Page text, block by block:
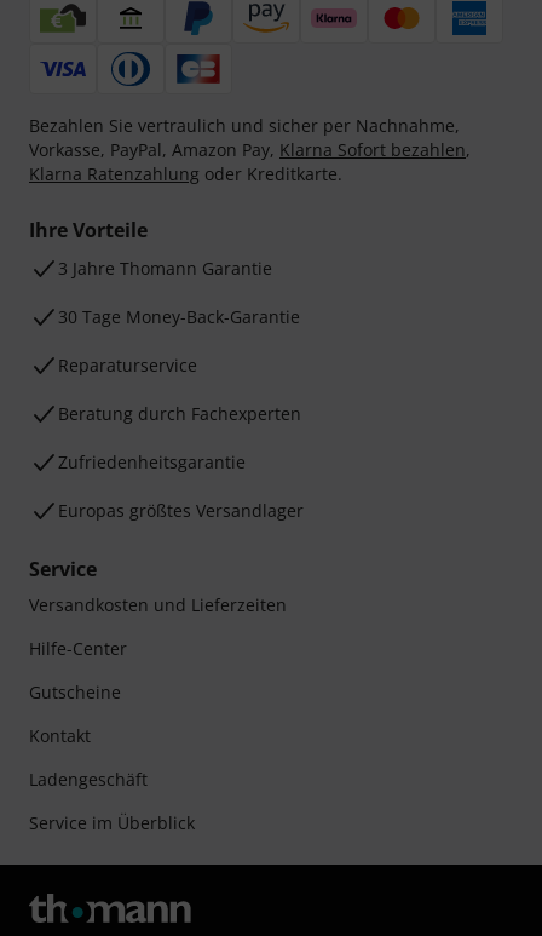
Bezahlen Sie vertraulich und sicher per Nachnahme,
Vorkasse, PayPal, Amazon Pay, Klarna Sofort bezahlen,
Klarna Ratenzahlung oder Kreditkarte.
Ihre Vorteile
3 Jahre Thomann Garantie
30 Tage Money-Back-Garantie
Reparaturservice
Beratung durch Fachexperten
Zufriedenheitsgarantie
Europas größtes Versandlager
Service
Versandkosten und Lieferzeiten
Hilfe-Center
Gutscheine
Kontakt
Ladengeschäft
Service im Überblick